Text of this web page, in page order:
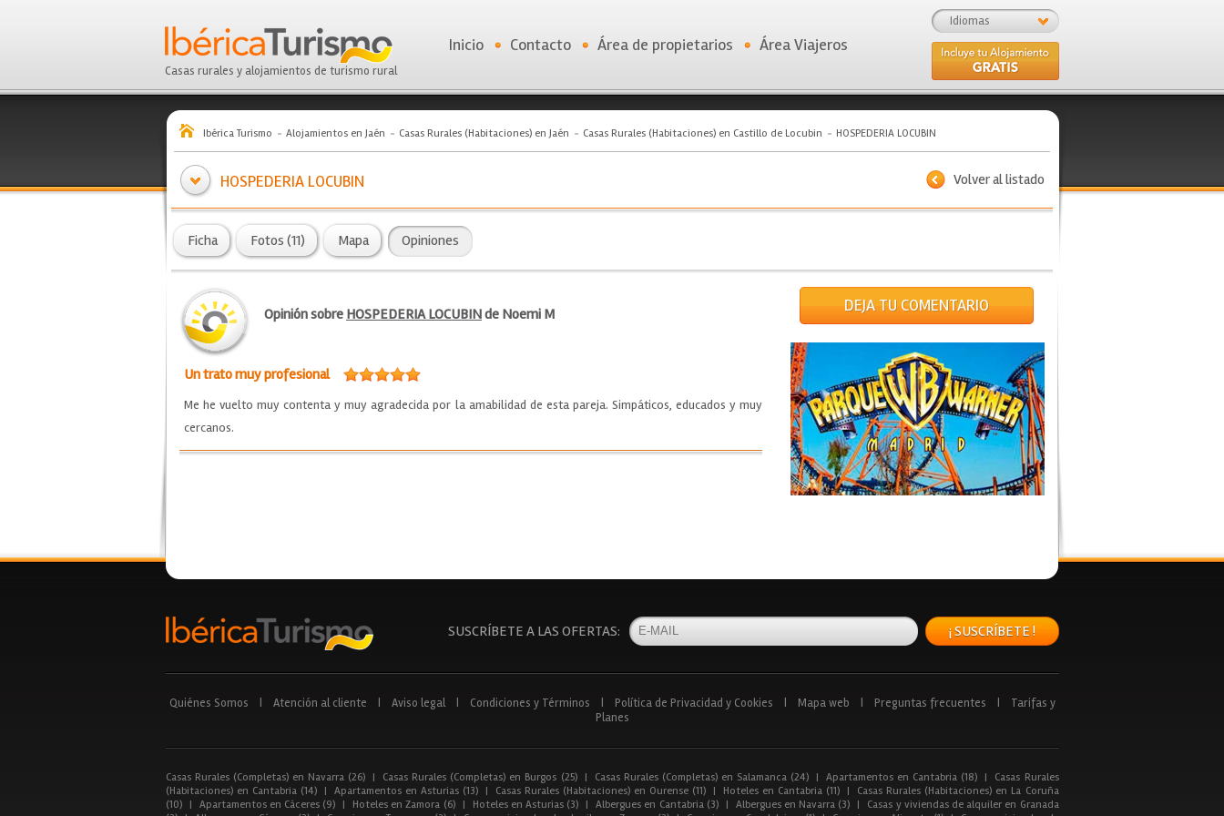
Casas rurales y alojamientos de turismo rural
Idiomas
Inicio Contacto Área de propietarios Área Viajeros
Ibérica Turismo Alojamientos en Jaén Casas Rurales (Habitaciones) en Jaén Casas Rurales (Habitaciones) en Castillo de Locubin HOSPEDERIA LOCUBIN
Volver al listado
HOSPEDERIA LOCUBIN
Ficha Fotos (11) Mapa Opiniones
Opinión sobre HOSPEDERIA LOCUBINde Noemi M
Un trato muy profesional
Me he vuelto muy contenta y muy agradecida por la amabilidad de esta pareja. Simpáticos, educados y muy
cercanos.
DEJA TU COMENTARIO
SUSCRÍBETE A LAS OFERTAS: ¡ SUSCRÍBETE !
Quiénes Somos Atención al cliente Aviso legal Condiciones y Términos Política de Privacidad y Cookies Mapa web Preguntas frecuentes
Tarifas y
Planes
Casas Rurales (Completas) en Navarra (26) | Casas Rurales (Completas) en Burgos (25) | Casas Rurales (Completas) en Salamanca (24) | Apartamentos en Cantabria (18) |
Casas Rurales
(Habitaciones) en Cantabria (14)
| Apartamentos en Asturias (13) | Casas Rurales (Habitaciones) en Ourense (11) | Hoteles en Cantabria (11) |
Casas Rurales (Habitaciones) en La Coruña
(10)
| Apartamentos en Cáceres (9) | Hoteles en Zamora (6) | Hoteles en Asturias (3) | Albergues en Cantabria (3) | Albergues en Navarra (3) |
Casas y viviendas de alquiler en Granada